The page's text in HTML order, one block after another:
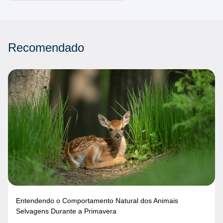
Recomendado
Entendendo o Comportamento Natural dos Animais
Selvagens Durante a Primavera